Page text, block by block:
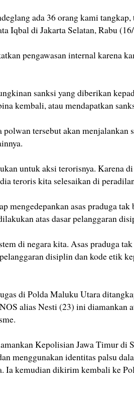
ada 36 orang kami tangkap,
Iqbal di Jakarta Selatan, Rabu
pengawasan internal karena
sanksi yang diberikan
kembali, atau mendapatkan
tersebut akan menjalankan
untuk aksi terorisnya. Karena
teroris kita selesaikan di
mengedepankan asas praduga tak
atas dasar pelanggaran
di negara kita. Asas praduga
disiplin dan kode etik
di Polda Maluku Utara
alias Nesti (23) ini diamankan
Kepolisian Jawa Timur di
menggunakan identitas palsu
Ia kemudian dikirim kembali ke